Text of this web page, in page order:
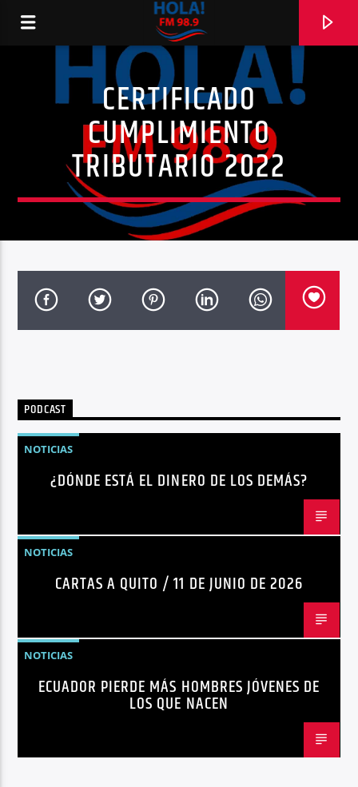
RADIO HOLA
0:00
CERTIFICADO
CUMPLIMIENTO
TRIBUTARIO 2022
PODCAST
NOTICIAS
¿DÓNDE ESTÁ EL DINERO DE LOS DEMÁS?
NOTICIAS
CARTAS A QUITO / 11 DE JUNIO DE 2026
NOTICIAS
ECUADOR PIERDE MÁS HOMBRES JÓVENES DE
LOS QUE NACEN